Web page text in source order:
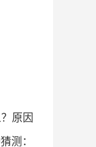
原因
测：